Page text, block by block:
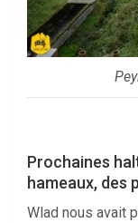
Prochaines
hameaux, des
Wlad nous avait